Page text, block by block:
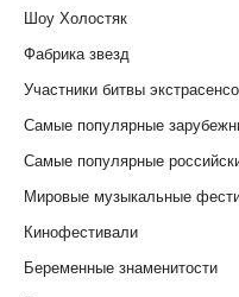
Шоу Холостяк
Фабрика звезд
Участники битвы
Самые популярные
Самые популярные
Мировые музыкальные
Кинофестивали
Беременные знаменитости